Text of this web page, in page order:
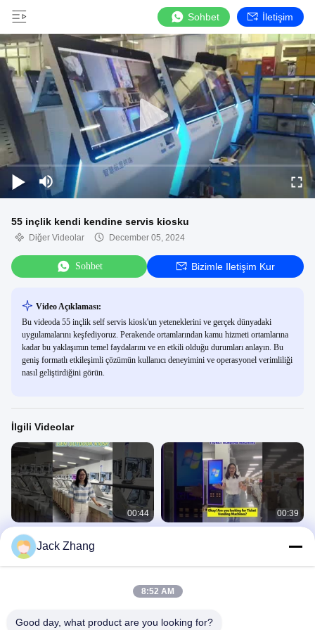
Sohbet İletişim
55 inçlik kendi kendine servis kiosku
Diğer Videolar December 05, 2024
Sohbet Bizimle Iletişim Kur
Video Açıklaması:
Bu videoda 55 inçlik self servis kiosk'un yeteneklerini ve gerçek dünyadaki
uygulamalarını keşfediyoruz. Perakende ortamlarından kamu hizmeti ortamlarına
kadar bu yaklaşımın temel faydalarını ve en etkili olduğu durumları anlayın. Bu
geniş formatlı etkileşimli çözümün kullanıcı deneyimini ve operasyonel verimliliği
nasıl geliştirdiğini görün.
İlgili Videolar
00:44
Dışarıda kendi kendine ödeme
kiosku
Kendine Çıkış Kiosku
00:39
Jack Zhang
8:52 AM
Good day, what product are you looking for?